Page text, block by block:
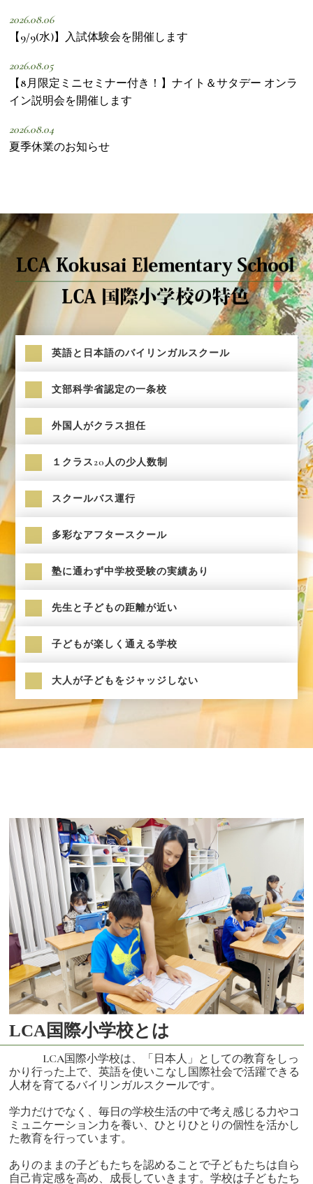
2026.08.06
【9/9(水)】入試体験会を開催します
2026.08.05
【8月限定ミニセミナー付き！】ナイト＆サタデー オンラ
イン説明会を開催します
2026.08.04
夏季休業のお知らせ
英語と日本語のバイリンガルスクール
文部科学省認定の一条校
外国人がクラス担任
１クラス20人の少人数制
スクールバス運行
多彩なアフタースクール
塾に通わず中学校受験の実績あり
先生と子どもの距離が近い
子どもが楽しく通える学校
大人が子どもをジャッジしない
LCA国際小学校とは
LCA国際小学校は、「日本人」としての教育をしっ
かり行った上で、英語を使いこなし国際社会で活躍できる
人材を育てるバイリンガルスクールです。
学力だけでなく、毎日の学校生活の中で考え感じる力やコ
ミュニケーション力を養い、ひとりひとりの個性を活かし
た教育を行っています。
ありのままの子どもたちを認めることで子どもたちは自ら
自己肯定感を高め、成長していきます。学校は子どもたち